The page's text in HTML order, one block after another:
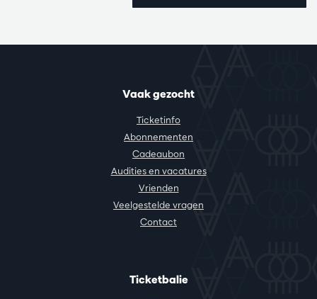
Vaak gezocht
Ticketinfo
Abonnementen
Cadeaubon
Audities en vacatures
Vrienden
Veelgestelde vragen
Contact
Ticketbalie